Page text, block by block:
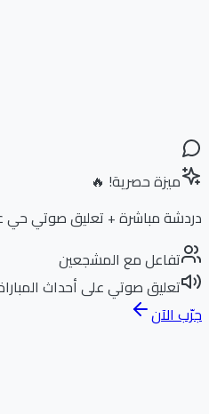
ميزة حصرية! 🔥
دردشة مباشرة + تعليق صوتي حي
تفاعل مع المشجعين
تعليق صوتي على أحداث
جرّب الآن